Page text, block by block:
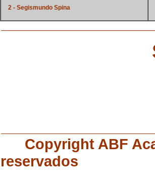
2 - Segismundo Spina
Copyright ABF
reservados